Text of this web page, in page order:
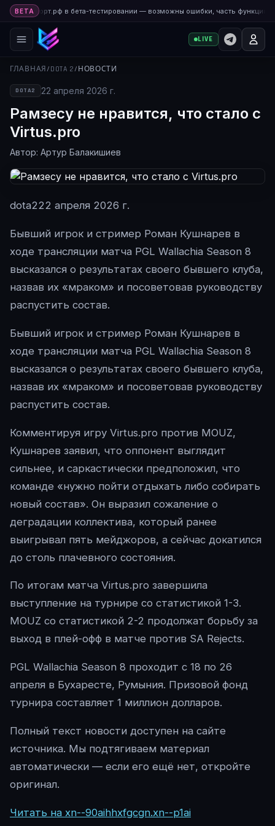
BETA
Киберспорт.рф в бета-тестировании — возможны ошибки, часть функций
LIVE
ГЛАВНАЯ/ DOTA 2/ НОВОСТИ
DOTA2 22 апреля 2026 г.
Рамзесу не нравится, что стало с
Virtus.pro
Автор: Артур Балакишиев
dota222 апреля 2026 г.
Бывший игрок и стример Роман Кушнарев в
ходе трансляции матча PGL Wallachia Season 8
высказался о результатах своего бывшего клуба,
назвав их «мраком» и посоветовав руководству
распустить состав.
Бывший игрок и стример Роман Кушнарев в
ходе трансляции матча PGL Wallachia Season 8
высказался о результатах своего бывшего клуба,
назвав их «мраком» и посоветовав руководству
распустить состав.
Комментируя игру Virtus.pro против MOUZ,
Кушнарев заявил, что оппонент выглядит
сильнее, и саркастически предположил, что
команде «нужно пойти отдыхать либо собирать
новый состав». Он выразил сожаление о
деградации коллектива, который ранее
выигрывал пять мейджоров, а сейчас докатился
до столь плачевного состояния.
По итогам матча Virtus.pro завершила
выступление на турнире со статистикой 1-3.
MOUZ со статистикой 2-2 продолжат борьбу за
выход в плей-офф в матче против SA Rejects.
PGL Wallachia Season 8 проходит с 18 по 26
апреля в Бухаресте, Румыния. Призовой фонд
турнира составляет 1 миллион долларов.
Полный текст новости доступен на сайте
источника. Мы подтягиваем материал
автоматически — если его ещё нет, откройте
оригинал.
Читать на xn--90aihhxfgcgn.xn--p1ai